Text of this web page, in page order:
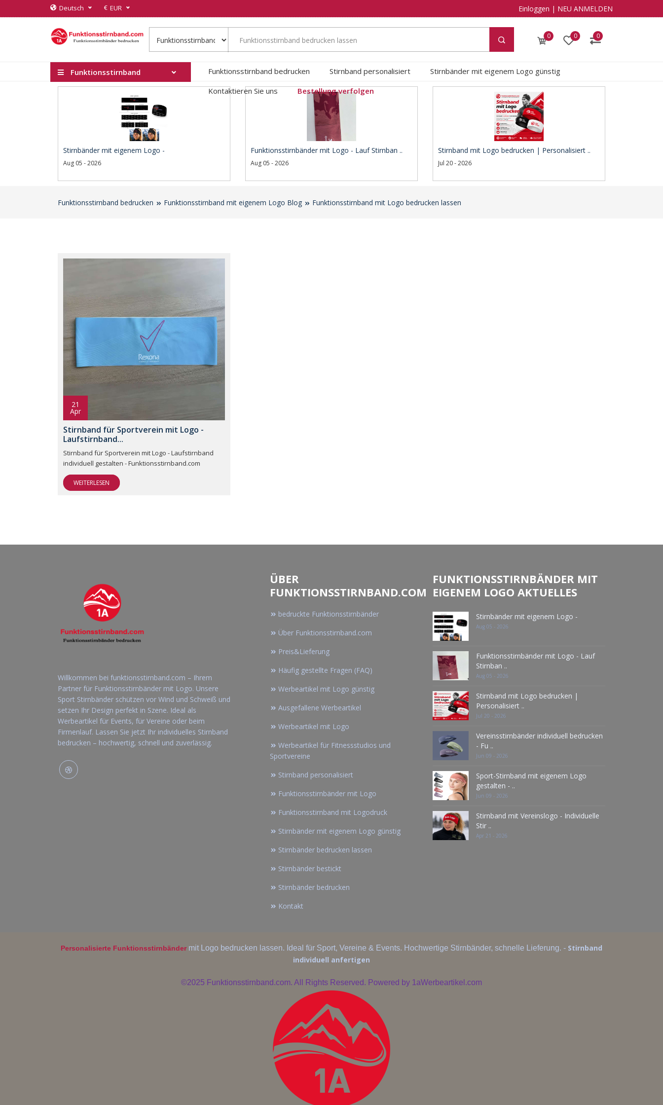
Deutsch € EUR Einloggen | NEU ANMELDEN
0 0 0
Funktionsstirnband Funktionsstirnband bedrucken Stirnband personalisiert
Stirnbänder mit eigenem Logo günstig
Kontaktieren Sie uns
Bestellung verfolgen
Stirnbänder mit eigenem Logo -
Aug 05 - 2026
Funktionsstirnbänder mit Logo - Lauf Stirnban ..
Aug 05 - 2026
Stirnband mit Logo bedrucken | Personalisiert ..
Jul 20 - 2026
Funktionsstirnband bedrucken Funktionsstirnband mit eigenem Logo Blog Funktionsstirnband mit Logo bedrucken lassen
21
Apr
Stirnband für Sportverein mit Logo -
Laufstirnband...
Stirnband für Sportverein mit Logo - Laufstirnband
individuell gestalten - Funktionsstirnband.com
WEITERLESEN
Willkommen bei funktionsstirnband.com – Ihrem
Partner für Funktionsstirnbänder mit Logo. Unsere
Sport Stirnbänder schützen vor Wind und Schweiß und
setzen Ihr Design perfekt in Szene. Ideal als
Werbeartikel für Events, für Vereine oder beim
Firmenlauf. Lassen Sie jetzt Ihr individuelles Stirnband
bedrucken – hochwertig, schnell und zuverlässig.
ÜBER
FUNKTIONSSTIRNBAND.COM
bedruckte Funktionsstirnbänder
Über Funktionsstirnband.com
Preis&Lieferung
Häufig gestellte Fragen (FAQ)
Werbeartikel mit Logo günstig
Ausgefallene Werbeartikel
Werbeartikel mit Logo
Werbeartikel für Fitnessstudios und
Sportvereine
Stirnband personalisiert
Funktionsstirnbänder mit Logo
Funktionsstirnband mit Logodruck
Stirnbänder mit eigenem Logo günstig
Stirnbänder bedrucken lassen
Stirnbänder bestickt
Stirnbänder bedrucken
Kontakt
FUNKTIONSSTIRNBÄNDER MIT
EIGENEM LOGO AKTUELLES
Stirnbänder mit eigenem Logo -
Aug 05 - 2026
Funktionsstirnbänder mit Logo - Lauf
Stirnban ..
Aug 05 - 2026
Stirnband mit Logo bedrucken |
Personalisiert ..
Jul 20 - 2026
Vereinsstirnbänder individuell bedrucken
- Fu ..
Jun 09 - 2026
Sport-Stirnband mit eigenem Logo
gestalten - ..
Jun 09 - 2026
Stirnband mit Vereinslogo - Individuelle
Stir ..
Apr 21 - 2026
Personalisierte Funktionsstirnbänder mit Logo bedrucken lassen. Ideal für Sport, Vereine & Events. Hochwertige Stirnbänder, schnelle Lieferung. - Stirnband
individuell anfertigen
©2025 Funktionsstirnband.com. All Rights Reserved. Powered by 1aWerbeartikel.com